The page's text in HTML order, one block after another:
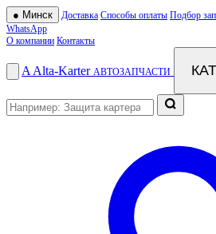
● Минск Доставка Способы оплаты Подбор
WhatsApp
О компании Контакты
A Alta-Karter АВТОЗАПЧАСТИ